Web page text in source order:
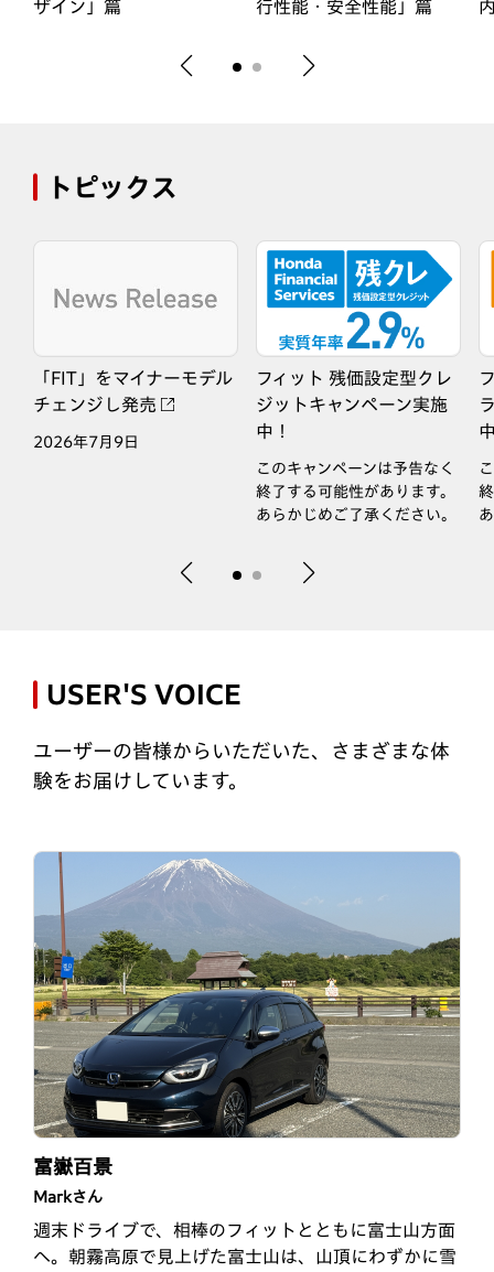
ザイン」篇
行性能・安全性能」篇
トピックス
「 FIT 」をマイナーモデル
チェンジし発売
2026年7月9日
フィット 残価設定型クレ
ジットキャンペーン実施
中！
このキャンペーンは予告なく
終了する可能性があります。
あらかじめご了承ください。
USER'S VOICE
ユーザーの皆様からいただいた、さまざまな体
験をお届けしています。
納車されてから3年！
takeタケさん
納車されてから3年が経ちました。乗れば乗るほどフ
ィットの良さがジワジワと伝わってきて、乗る人の事
RSとはじめての桜
ケイさん
この春車を買い替えることになり、以前代車で乗った
際に、加速と取り回しの良さを感じていたフィットを
富嶽百景
Markさん
週末ドライブで、相棒のフィットとともに富士山方面
へ。朝霧高原で見上げた富士山は、山頂にわずかに雪